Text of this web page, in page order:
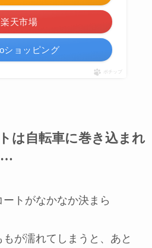
楽天市場
ショッピング
ポチップ
は自転車に巻き込まれ
…
トがなかなか決まら
が濡れてしまうと、あと